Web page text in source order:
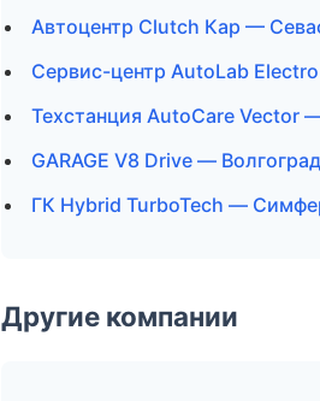
Автоцентр Clutch Кар —
Сервис-центр AutoLab
Техстанция AutoCare Vector
GARAGE V8 Drive — Волгоград
ГК Hybrid TurboTech —
Другие компании